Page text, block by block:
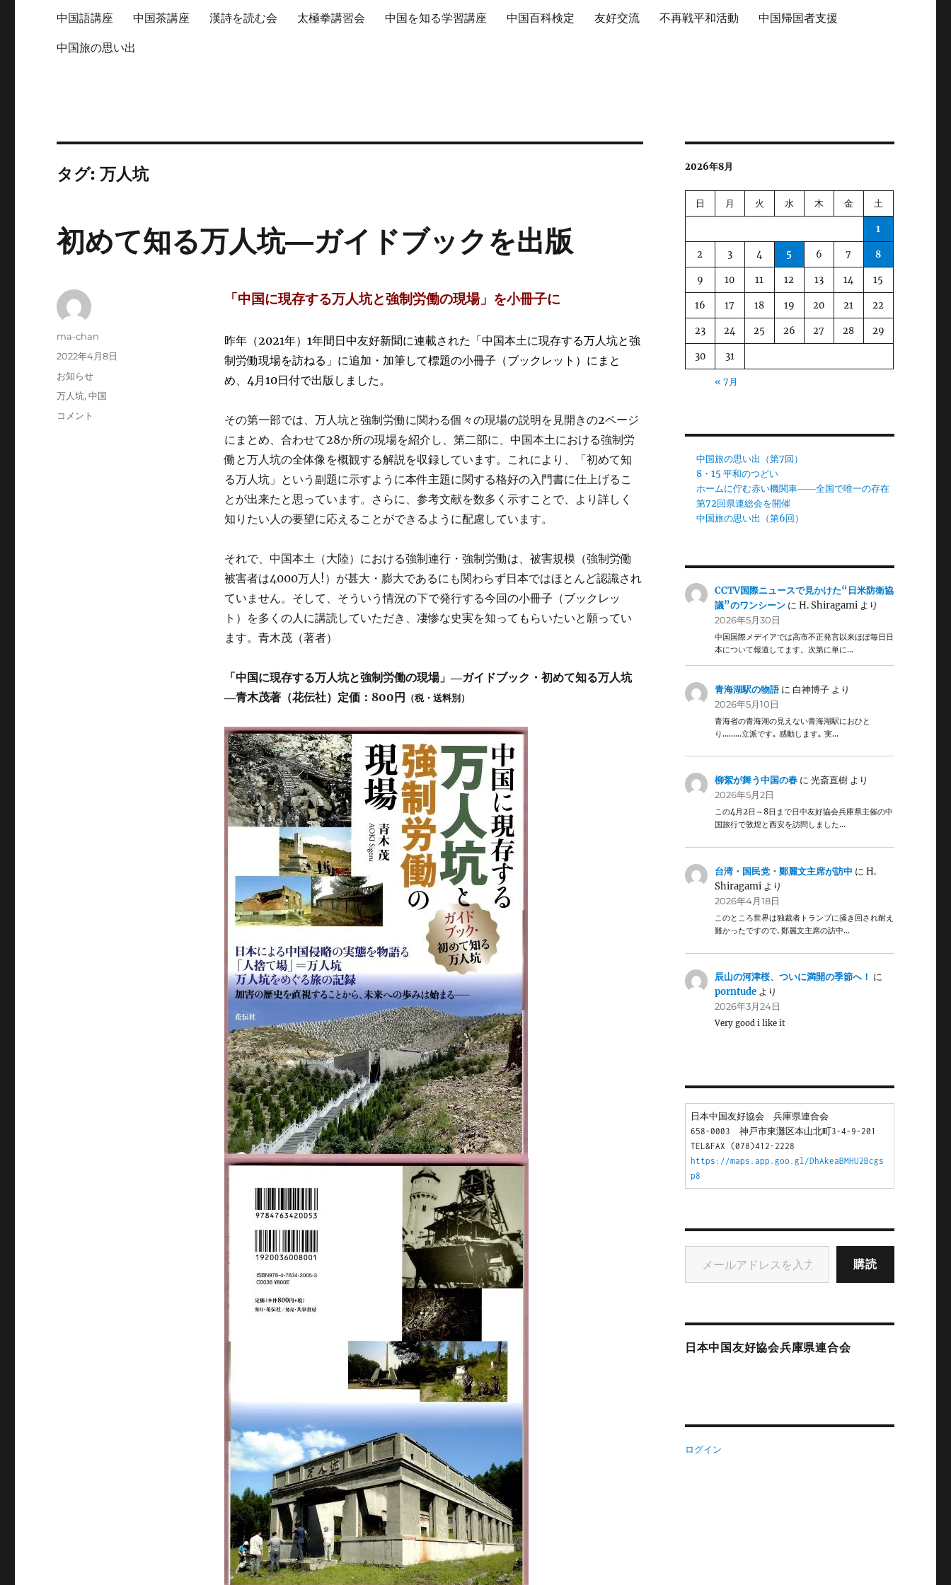
中国語講座 中国茶講座 漢詩を読む会 太極拳講習会 中国を知る学習講座 中国百科検定 友好交流 不再戦平和活動 中国帰国者支援
中国旅の思い出
タグ:万人坑
初めて知る万人坑―ガイドブックを出版
「中国に現存する万人坑と強制労働の現場」を小冊子に
昨年（2021年）1年間日中友好新聞に連載された「中国本土に現存する万人坑と強
制労働現場を訪ねる」に追加・加筆して標題の小冊子（ブックレット）にまと
め、4月10日付で出版しました。
その第一部では、万人坑と強制労働に関わる個々の現場の説明を見開きの2ページ
にまとめ、合わせて28か所の現場を紹介し、第二部に、中国本土における強制労
働と万人坑の全体像を概観する解説を収録しています。これにより、「初めて知
る万人坑」という副題に示すように本件主題に関する格好の入門書に仕上げるこ
とが出来たと思っています。さらに、参考文献を数多く示すことで、より詳しく
知りたい人の要望に応えることができるように配慮しています。
それで、中国本土（大陸）における強制連行・強制労働は、被害規模（強制労働
被害者は4000万人!）が甚大・膨大であるにも関わらず日本ではほとんど認識され
ていません。そして、そういう情況の下で発行する今回の小冊子（ブックレッ
ト）を多くの人に講読していただき、凄惨な史実を知ってもらいたいと願ってい
ます。青木茂（著者）
「中国に現存する万人坑と強制労働の現場」―ガイドブック・初めて知る万人坑
―青木茂著（花伝社）定価：800円
（税・送料別）
投
ma-chan
投
稿
2022年4月8日
カ
テ
リ
お知らせ
タ
万人坑,中国
初
コメント
2026年8月
日 月 火 水 木 金 土
1
2 3 4 5 6 7 8
9 10 11 12 13 14 15
16 17 18 19 20 21 22
23 24 25 26 27 28 29
30 31
« 7月
中国旅の思い出（第7回）
8・15 平和のつどい
ホームに佇む赤い機関車――全国で唯一の存在
第72回県連総会を開催
中国旅の思い出（第6回）
CCTV国際ニュースで見かけた“日米防衛協
議”のワンシーン にH. Shiragami より
2026年5月30日
中国国際メデイアでは高市不正発言以来ほぼ毎日日
本について報道してます。次第に単に…
青海湖駅の物語に 白神博子 より
2026年5月10日
青海省の青海湖の見えない青海湖駅におひと
り………立派です｡ 感動します｡ 実…
柳絮が舞う中国の春 に光斎直樹 より
2026年5月2日
この4月2日～8日まで日中友好協会兵庫県主催の中
国旅行で敦煌と西安を訪問しました…
台湾・国民党・鄭麗文主席が訪中 にH.
Shiragami より
2026年4月18日
このところ世界は独裁者トランプに掻き回され耐え
難かったですので､鄭麗文主席の訪中…
辰山の河津桜、ついに満開の季節へ！ に
porntude より
2026年3月24日
Very good i like it
日本中国友好協会　兵庫県連合会
658-0003　神戸市東灘区本山北町3-4-9-201
TEL&FAX (078)412-2228
https://maps.app.goo.gl/DhAkeaBMHU2Bcgs
p8
メールアドレスを入力...
購読
日本中国友好協会兵庫県連合会
ログイン